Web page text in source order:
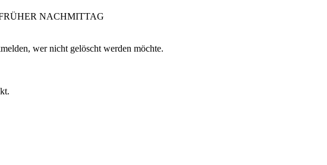
NACHMITTAG
wer nicht gelöscht werden möchte.